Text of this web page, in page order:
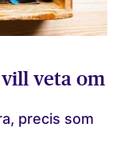
veta om
precis som